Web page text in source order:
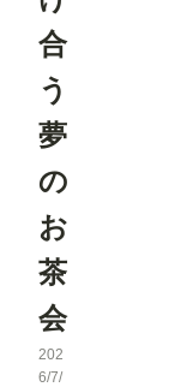
合
う
夢
の
お
茶
会
202
6/7/